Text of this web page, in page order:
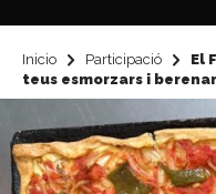
Inicio Participació
El
teus esmorzars i